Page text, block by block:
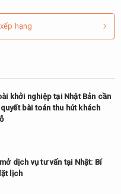
hạng
khởi nghiệp tại Nhật Bản cần
bài toán thu hút khách
dịch vụ tư vấn tại Nhật: Bí
lịch